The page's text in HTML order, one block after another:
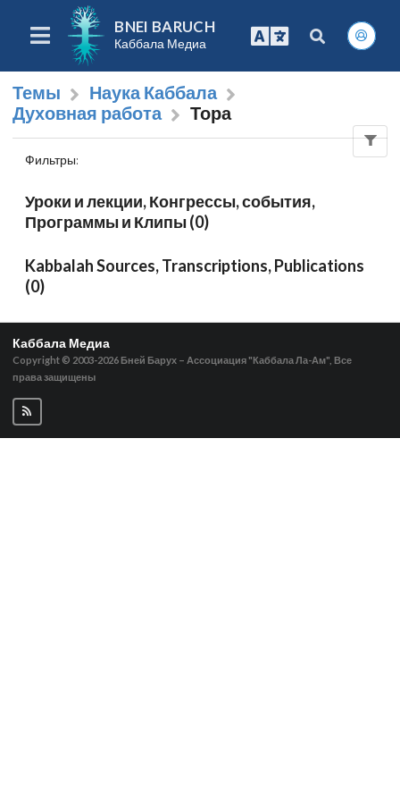
BNEI BARUCH
Каббала Медиа
Темы
Наука Каббала
Духовная работа
Тора
Фильтры:
Уроки и лекции, Конгрессы, события,
Программы и Клипы (0)
Kabbalah Sources, Transcriptions, Publications
(0)
Каббала Медиа
Copyright © 2003-2026 Бней Барух – Ассоциация "Каббала Ла-Ам", Все
права защищены